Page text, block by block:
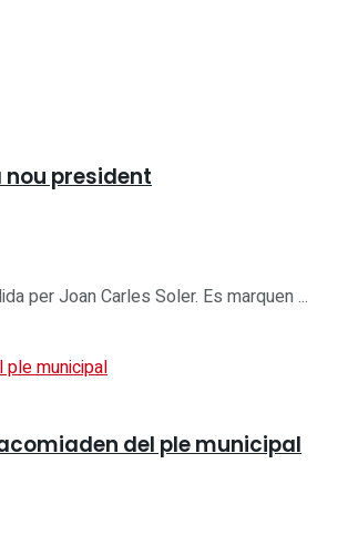
nou president
per Joan Carles Soler. Es marquen ...
del ple municipal